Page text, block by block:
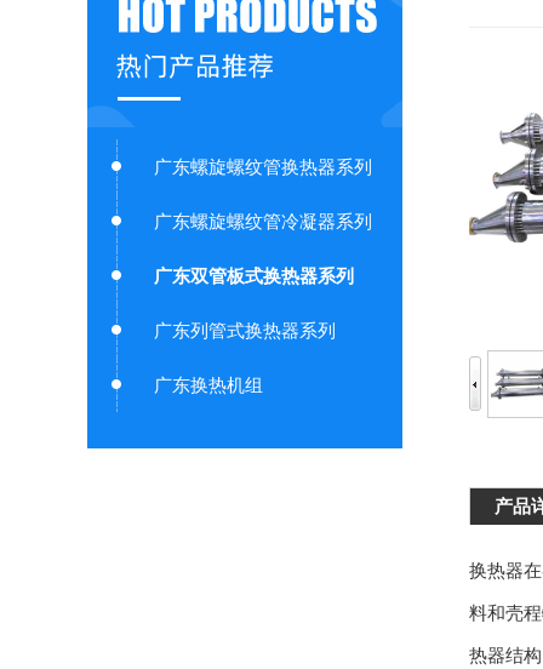
广东螺旋螺纹管换热器系列
广东螺旋螺纹管冷凝器系列
广东双管板式换热器系列
广东列管式换热器系列
广东换热机组
产品
换热器
料和壳
热器结